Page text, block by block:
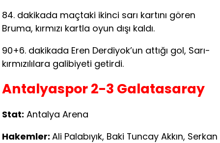
84. dakikada maçtaki ikinci sarı kartını gören
Bruma, kırmızı kartla oyun dışı kaldı.
90+6. dakikada Eren Derdiyok’un attığı gol, Sarı-
kırmızılılara galibiyeti getirdi.
Antalyaspor 2-3 Galatasaray
Stat: Antalya Arena
Hakemler:Ali Palabıyık, Baki Tuncay Akkın, Serkan